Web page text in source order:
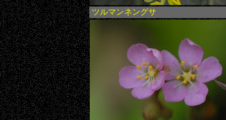
ツルマンネングサ